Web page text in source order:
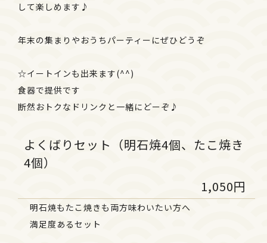
して楽しめます♪
年末の集まりやおうちパーティーにぜひどうぞ
☆イートインも出来ます(^^)
食器で提供です
断然おトクなドリンクと一緒にどーぞ♪
よくばりセット（明石焼4個、たこ焼き
4個）
1,050円
明石焼もたこ焼きも両方味わいたい方へ
満足度あるセット